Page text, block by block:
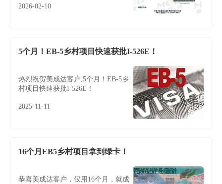
2026-02-10
5个月！EB-5乡村项目快速获批I-526E！
热烈祝贺美成达客户,5个月！EB-5乡
村项目快速获批I-526E！
2025-11-11
16个月EB5乡村项目拿到绿卡！
恭喜美成达客户，仅用16个月，就成